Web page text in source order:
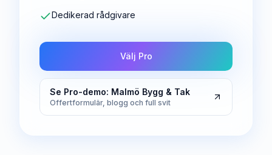
Dedikerad rådgivare
Välj Pro
Se Pro-demo: Malmö Bygg & Tak
Offertformulär, blogg och full svit